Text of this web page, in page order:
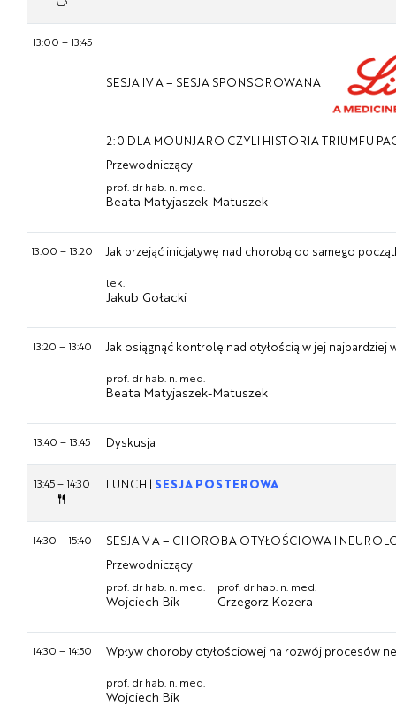
13:00 – 13:45
SESJA IV A – SESJA SPONSOROWANA
2:0 DLA MOUNJARO CZYLI HISTORIA TRIUMFU
Przewodniczący
prof. dr hab. n. med.
Beata Matyjaszek-Matuszek
13:00 – 13:20 Jak przejąć inicjatywę nad chorobą od samego
lek.
Jakub Gołacki
13:20 – 13:40 Jak osiągnąć kontrolę nad otyłością w jej najbardziej
prof. dr hab. n. med.
Beata Matyjaszek-Matuszek
13:40 – 13:45 Dyskusja
13:45– 14:30 LUNCH | SESJA POSTEROWA
14:30 – 15:40
SESJA V A – CHOROBA OTYŁOŚCIOWA I
Przewodniczący
prof. dr hab. n. med.
Wojciech Bik
prof. dr hab. n. med.
Grzegorz Kozera
14:30 – 14:50 Wpływ choroby otyłościowej na rozwój procesów
prof. dr hab. n. med.
Wojciech Bik